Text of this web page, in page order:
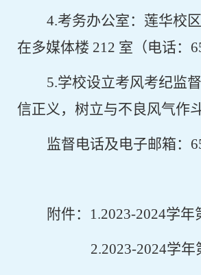
4.考务办公室：莲华校
在多媒体楼 212 室（电话：
5.学校设立考风考纪监
信正义，树立与不良风气作
监督电话及电子邮箱：
附件： 1.2023-2024学年
2.2023-2024学年